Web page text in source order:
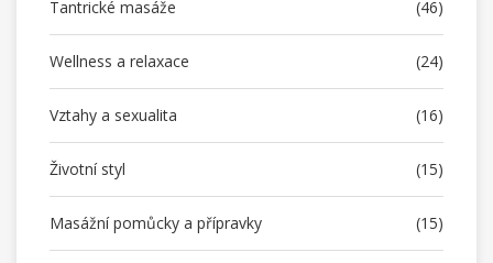
Tantrické masáže (46)
Wellness a relaxace (24)
Vztahy a sexualita (16)
Životní styl (15)
Masážní pomůcky a přípravky (15)